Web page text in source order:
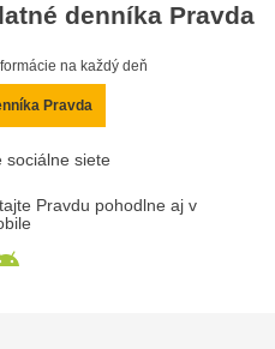
denníka Pravda
na každý deň
Pravda
sociálne siete
Pravdu pohodlne aj v